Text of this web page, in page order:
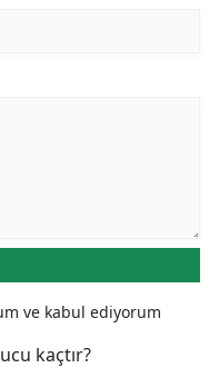
ve kabul ediyorum
kaçtır?